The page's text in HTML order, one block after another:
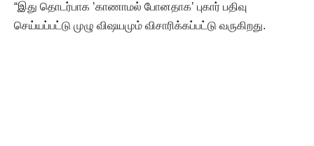
“இது தொடர்பாக ’காணாமல் போனதாக’ புகார் பதிவு
செய்யப்பட்டு முழு விஷயமும் விசாரிக்கப்பட்டு வருகிறது.